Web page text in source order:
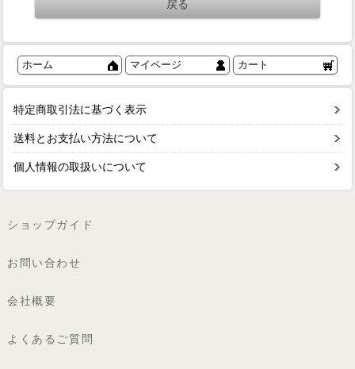
ホーム マイページ カート
特定商取引法に基づく表示
送料とお支払い方法について
個人情報の取扱いについて
ショップガイド
お問い合わせ
会社概要
よくあるご質問